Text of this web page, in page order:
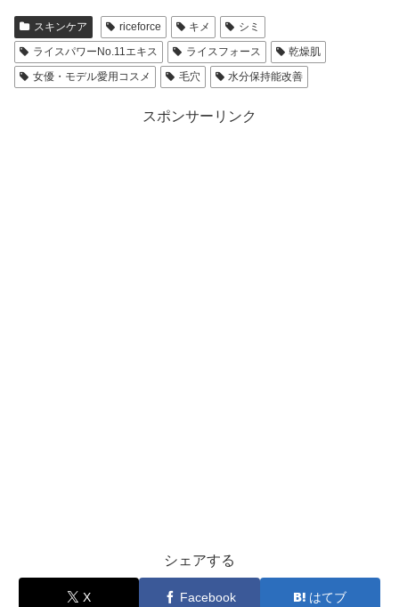
スキンケア riceforce キメ
シミ
ライスパワーNo.11エキス
ライスフォース
乾燥肌
女優・モデル愛用コスメ
毛穴 水分保持能改善
スポンサーリンク
シェアする
X Facebook はてブ